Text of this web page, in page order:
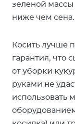
зеленой
ниже чем сена.
Косить лучше
гарантия, что
от уборки
руками не
использовать